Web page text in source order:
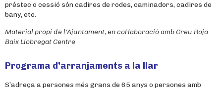
préstec o cessió són cadires de rodes, caminadors, cadires de
bany, etc.
Material propi de l’Ajuntament, en col·laboració amb Creu Roja
BaixLlobregat Centre
Programa d’arranjaments a la llar
S’adreça a persones més grans de 65 anys o persones amb